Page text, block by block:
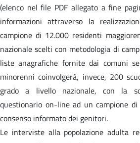
(elenco nel file PDF allegato a fine
informazioni attraverso la
campione di 12.000 residenti
nazionale scelti con metodologia di
liste anagrafiche fornite dai comuni
minorenni coinvolgerà, invece, 200
grado a livello nazionale, con la
questionario on-line ad un campione
consenso informato dei genitori.
Le interviste alla popolazione adulta